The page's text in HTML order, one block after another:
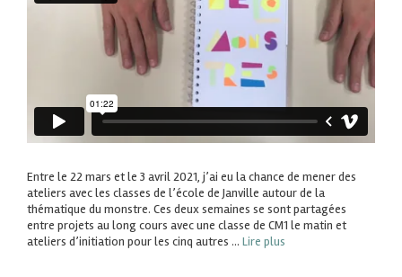
Entre le 22 mars et le 3 avril 2021, j’ai eu la chance de mener des
ateliers avec les classes de l’école de Janville autour de la
thématique du monstre. Ces deux semaines se sont partagées
entre projets au long cours avec une classe de CM1 le matin et
ateliers d’initiation pour les cinq autres … Lire plus